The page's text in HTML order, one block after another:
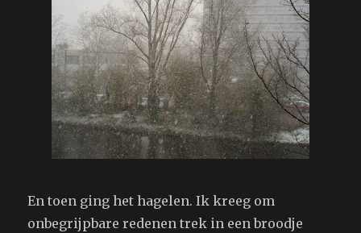
En toen ging het hagelen. Ik kreeg om
onbegrijpbare redenen trek in een broodje